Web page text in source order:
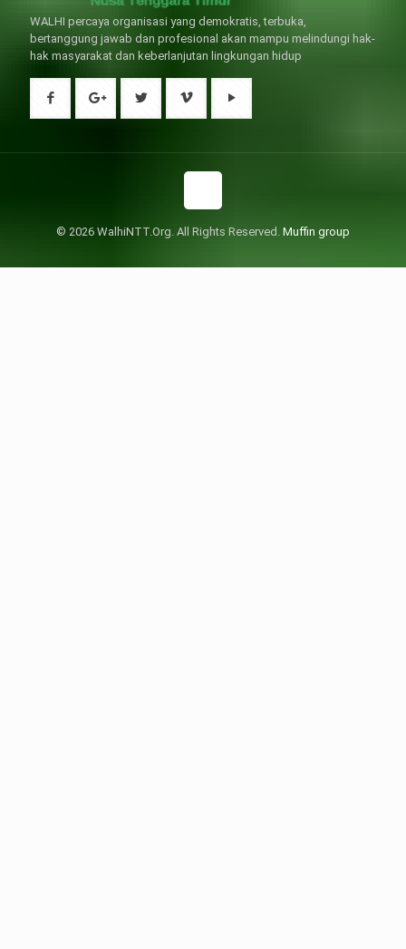
WALHI percaya organisasi yang demokratis, terbuka,
bertanggung jawab dan profesional akan mampu melindungi hak-
hak masyarakat dan keberlanjutan lingkungan hidup
© 2026 WalhiNTT.Org. All Rights Reserved. Muffin group